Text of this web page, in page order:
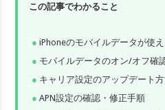
この記事でわかること
iPhoneのモバイルデータが使
モバイルデータのオン/オフ確
キャリア設定のアップデート
APN設定の確認・修正手順